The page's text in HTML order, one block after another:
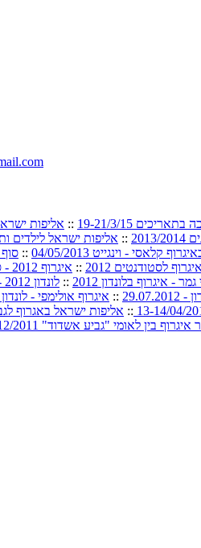
19-21/3/15
:: אליפות ישראל
:: אליפות ישראל לילדים
קלאסי - וינגייט 04/05/2013
::
לסטודנטים 2012 :: איגרוף 2012 - סגירת העונה
- איגרוף בלונדון 2012 :: לונדון 2012 - חצי גמר אליפות איגרוף 10.08.2012
:: איגרוף אולימפי - לונדון 2012
:: אליפות ישראל באגרוף לגברים
איגרוף בין לאומי "גביע אשדוד" 1-3/12/2011